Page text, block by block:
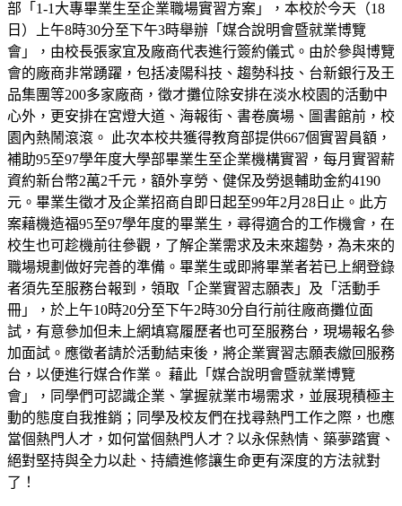
部「1-1大專畢業生至企業職場實習方案」，本校於今天（18
日）上午8時30分至下午3時舉辦「媒合說明會暨就業博覽
會」，由校長張家宜及廠商代表進行簽約儀式。由於參與博覽
會的廠商非常踴躍，包括凌陽科技、趨勢科技、台新銀行及王
品集團等200多家廠商，徵才攤位除安排在淡水校園的活動中
心外，更安排在宮燈大道、海報街、書卷廣場、圖書館前，校
園內熱鬧滾滾。 此次本校共獲得教育部提供667個實習員額，
補助95至97學年度大學部畢業生至企業機構實習，每月實習薪
資約新台幣2萬2千元，額外享勞、健保及勞退輔助金約4190
元。畢業生徵才及企業招商自即日起至99年2月28日止。此方
案藉機造福95至97學年度的畢業生，尋得適合的工作機會，在
校生也可趁機前往參觀，了解企業需求及未來趨勢，為未來的
職場規劃做好完善的準備。畢業生或即將畢業者若已上網登錄
者須先至服務台報到，領取「企業實習志願表」及「活動手
冊」，於上午10時20分至下午2時30分自行前往廠商攤位面
試，有意參加但未上網填寫履歷者也可至服務台，現場報名參
加面試。應徵者請於活動結束後，將企業實習志願表繳回服務
台，以便進行媒合作業。 藉此「媒合說明會暨就業博覽
會」，同學們可認識企業、掌握就業市場需求，並展現積極主
動的態度自我推銷；同學及校友們在找尋熱門工作之際，也應
當個熱門人才，如何當個熱門人才？以永保熱情、築夢踏實、
絕對堅持與全力以赴、持續進修讓生命更有深度的方法就對
了！